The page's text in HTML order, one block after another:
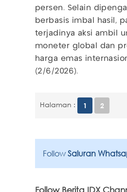
persen. Selain
berbasis imbal hasil,
terjadinya aksi ambil
moneter global dan
harga emas
(2/6/2026).
Halaman : 1 2
Follow Saluran